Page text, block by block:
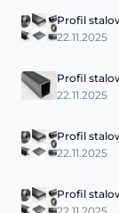
Profil
22.11.2025
Profil
22.11.2025
Profil
22.11.2025
Profil